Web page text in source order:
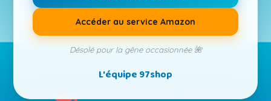
Accéder au service Amazon
Désolé pour la gêne occasionnée 🌺
L'équipe 97shop